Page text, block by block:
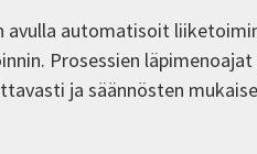
avulla automatisoit
Prosessien
ja säännösten